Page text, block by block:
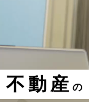
不動産 の